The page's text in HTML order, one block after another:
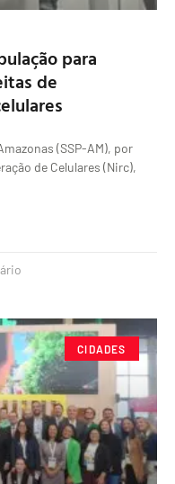
para
de
(SSP-AM), por
de Celulares (Nirc),
CIDADES